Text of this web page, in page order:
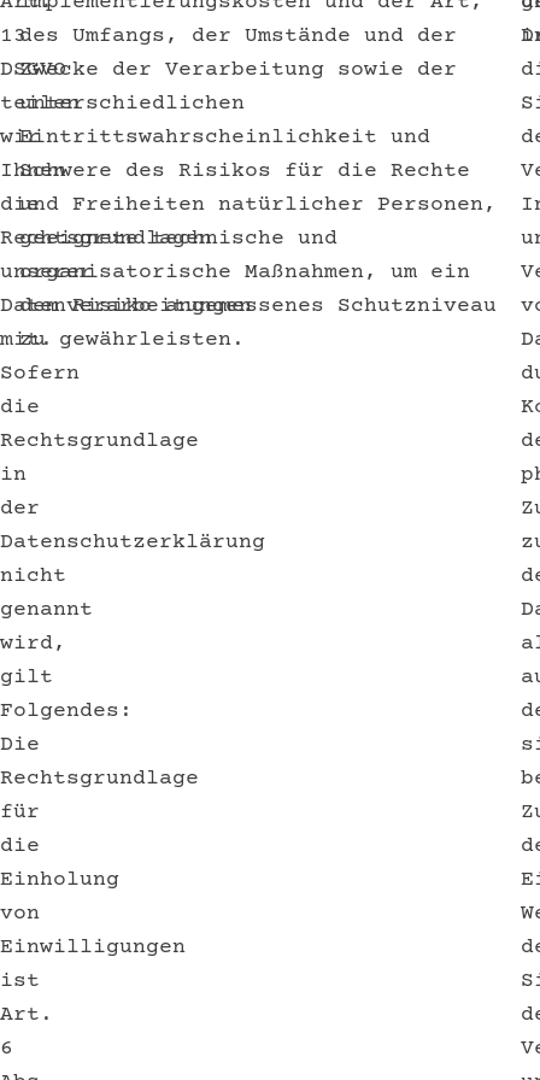
13
DSGVO
teilen
wir
Ihnen
die
Rechtsgrundlagen
unserer
Datenverarbeitungen
mit.
Sofern
die
Rechtsgrundlage
in
der
Datenschutzerklärung
nicht
genannt
wird,
gilt
Folgendes:
Die
Rechtsgrundlage
für
die
Einholung
von
Einwilligungen
ist
Art.
6
des Umfangs, der Umstände und der
Zwecke der Verarbeitung sowie der
unterschiedlichen
Eintrittswahrscheinlichkeit und
Schwere des Risikos für die Rechte
und Freiheiten natürlicher Personen,
geeignete technische und
organisatorische Maßnahmen, um ein
dem Risiko angemessenes Schutzniveau
zu gewährleisten.